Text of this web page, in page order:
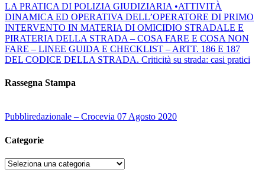
LA PRATICA DI POLIZIA GIUDIZIARIA •ATTIVITÀ
DINAMICA ED OPERATIVA DELL’OPERATORE DI PRIMO
INTERVENTO IN MATERIA DI OMICIDIO STRADALE E
PIRATERIA DELLA STRADA – COSA FARE E COSA NON
FARE – LINEE GUIDA E CHECKLIST – ARTT. 186 E 187
DEL CODICE DELLA STRADA. Criticità su strada: casi pratici
Rassegna Stampa
Pubbliredazionale – Crocevia 07 Agosto 2020
Categorie
Categorie